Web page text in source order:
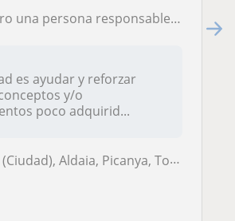
responsable y organizada, muy empática,cercana y educada.
es ayudar y reforzar
y/o
poco adquirid...
Aldaia, Picanya, Torrent (Valencia)